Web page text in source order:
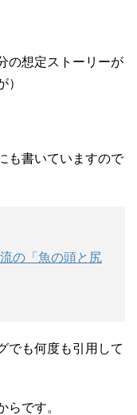
の想定ストーリーが
）
も書いていますので
の「魚の頭と尻
でも何度も引用して
らです。